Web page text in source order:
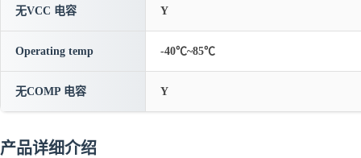
无VCC 电容 Y
Operating temp -40℃~85℃
无COMP 电容 Y
产品详细介绍